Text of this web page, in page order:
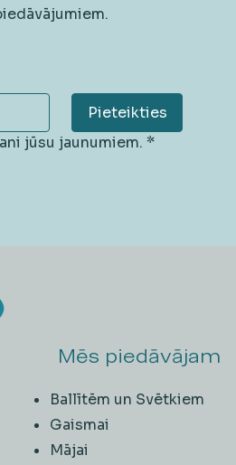
Pieteikties
jūsu jaunumiem. *
Mēs piedāvājam
Ballītēm un Svētkiem
Gaismai
Mājai